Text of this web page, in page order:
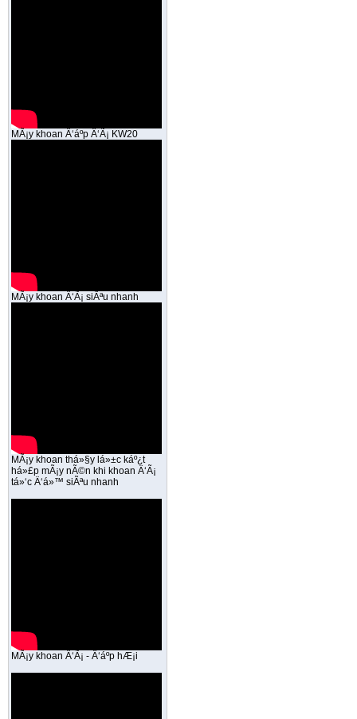
MÃ¡y khoan Ä‘áº­p Ä‘Ã¡ KW20
MÃ¡y khoan Ä‘Ã¡ siÃªu nhanh
MÃ¡y khoan thá»§y lá»±c káº¿t
há»£p mÃ¡y nÃ©n khi khoan Ä‘Ã¡
tá»‘c Ä‘á»™ siÃªu nhanh
MÃ¡y khoan Ä‘Ã¡ - Ä‘áº­p hÆ¡i